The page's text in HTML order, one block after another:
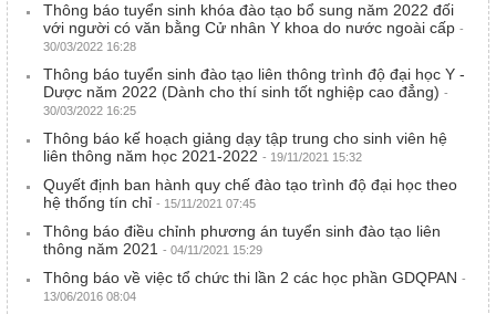
Thông báo tuyển sinh khóa đào tạo bổ sung năm 2022 đối
với người có văn bằng Cử nhân Y khoa do nước ngoài cấp -
30/03/2022 16:28
Thông báo tuyển sinh đào tạo liên thông trình độ đại học Y -
Dược năm 2022 (Dành cho thí sinh tốt nghiệp cao đẳng) -
30/03/2022 16:25
Thông báo kế hoạch giảng dạy tập trung cho sinh viên hệ
liên thông năm học 2021-2022 - 19/11/2021 15:32
Quyết định ban hành quy chế đào tạo trình độ đại học theo
hệ thống tín chỉ - 15/11/2021 07:45
Thông báo điều chỉnh phương án tuyển sinh đào tạo liên
thông năm 2021 - 04/11/2021 15:29
Thông báo về việc tổ chức thi lần 2 các học phần GDQPAN -
13/06/2016 08:04